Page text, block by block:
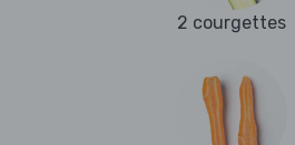
2 courgettes